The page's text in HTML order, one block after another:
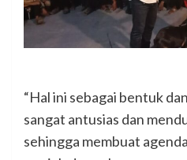
“Hal ini sebagai bentuk
sangat antusias dan
sehingga membuat